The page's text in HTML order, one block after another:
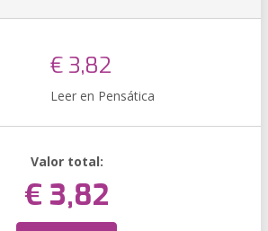
€ 3,82
Leer en Pensática
Valor total:
€ 3,82